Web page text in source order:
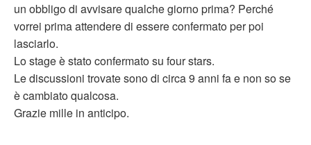
un obbligo di avvisare qualche giorno prima? Perché
vorrei prima attendere di essere confermato per poi
lasciarlo.
Lo stage è stato confermato su four stars.
Le discussioni trovate sono di circa 9 anni fa e non so se
è cambiato qualcosa.
Grazie mille in anticipo.